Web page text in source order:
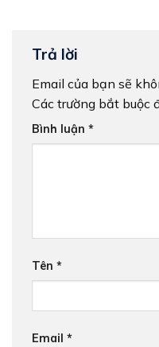
Trả lời
Email của bạn sẽ
Các trường bắt buộc
Bình luận *
Tên *
Email *